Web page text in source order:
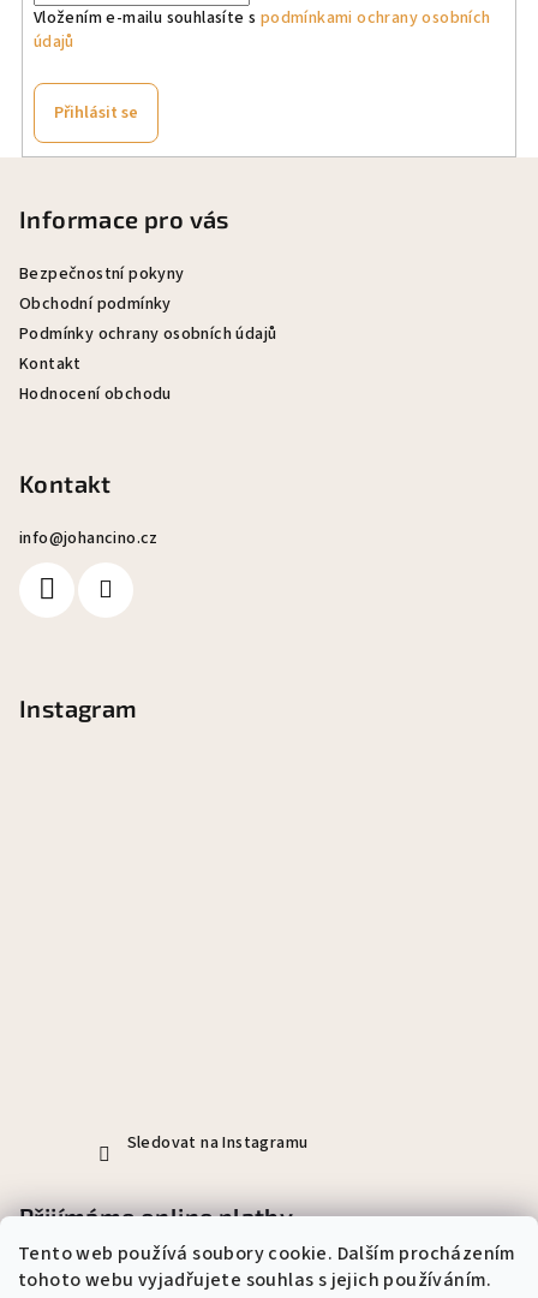
Tento web používá soubory cookie. Dalším procházením
tohoto webu vyjadřujete souhlas s jejich používáním.
Vložením e-mailu souhlasíte s podmínkami ochrany osobních
údajů
Přihlásit se
Informace pro vás
Bezpečnostní pokyny
Obchodní podmínky
Podmínky ochrany osobních údajů
Kontakt
Hodnocení obchodu
Kontakt
info@johancino.cz
Instagram
Sledovat na Instagramu
Přijímáme online platby